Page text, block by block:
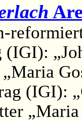
(IGI):
(IGI):